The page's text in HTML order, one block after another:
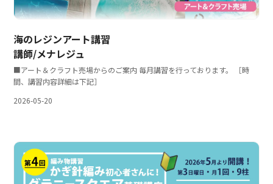
2026-05-20
海のレジンアート講習
講師/メナレジュ
■アート＆クラフト売場からのご案内 毎月講習を行っております。 ［時
間、講習内容詳細は下記］